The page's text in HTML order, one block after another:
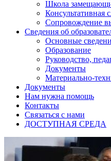
Школа
Консультативная
Сопровождение
Сведения об
Основные
Образование
Руководство,
Документы
Материально-
Документы
Нам нужна помощь
Контакты
Связаться с нами
ДОСТУПНАЯ СРЕДА